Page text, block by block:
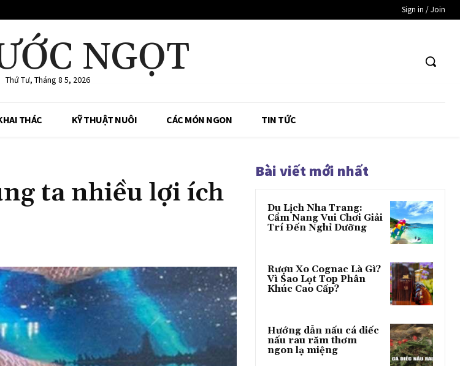
Sign in / Join
NGỌT
Thứ Tư, Tháng 8 5, 2026
THÁC KỸ THUẬT NUÔI CÁC MÓN NGON TIN TỨC
ta nhiều lợi ích
Bài viết mới nhất
Du Lịch Nha Trang:
Cẩm Nang Vui Chơi Giải
Trí Đến Nghỉ Dưỡng
Rượu Xo Cognac Là Gì?
Vì Sao Lọt Top Phân
Khúc Cao Cấp?
Hướng dẫn nấu cá diếc
nấu rau răm thơm
ngon lạ miệng